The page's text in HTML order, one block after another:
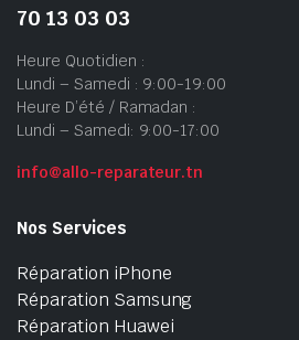
70 13 03 03
Heure Quotidien :
Lundi – Samedi : 9:00-19:00
Heure D’été / Ramadan :
Lundi – Samedi: 9:00-17:00
info@allo-reparateur.tn
Nos Services
Réparation iPhone
Réparation Samsung
Réparation Huawei